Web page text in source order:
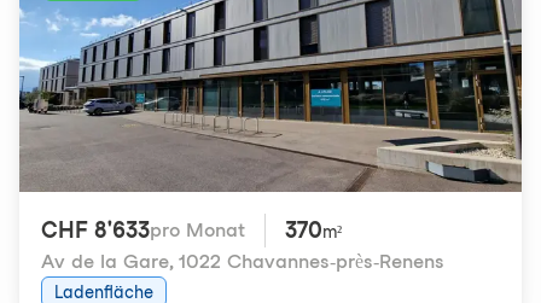
CHF 8'633pro Monat 370m²
Av de la Gare, 1022 Chavannes-près-Renens
Ladenfläche